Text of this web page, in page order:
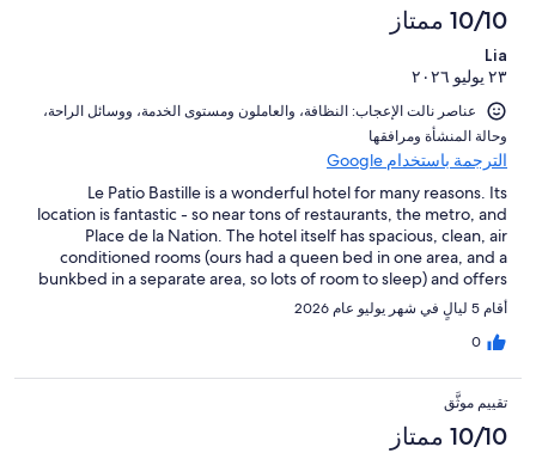
10/10 ممتاز
Lia
٢٣ يوليو ٢٠٢٦
عناصر نالت الإعجاب: ⁦النظافة⁩، و⁦العاملون ومستوى الخدمة⁩، و⁦وسائل الراحة⁩،
و⁦حالة المنشأة ومرافقها⁩
الترجمة باستخدام Google
Le Patio Bastille is a wonderful hotel for many reasons. Its
location is fantastic - so near tons of restaurants, the metro, and
Place de la Nation. The hotel itself has spacious, clean, air
conditioned rooms (ours had a queen bed in one area, and a
bunkbed in a separate area, so lots of room to sleep) and offers
a great buffet breakfast. It also has two beautiful courtyards that
feel like secret gardens. Finally, the staff is incredibly warm,
welcoming, and helpful. We can't say enough about our stay at
traveling to Paris. Heads-up to families with kids: This is a great
choice because of the room layouts and bed options available,
as well as because of the breakfast.
أقام 5 ليالٍ في شهر يوليو عام 2026
0
تقييم موثَّق
10/10 ممتاز